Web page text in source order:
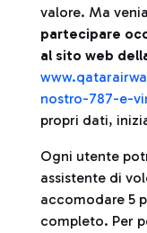
valore. Ma
partecipare
al sito web
nostro-787-e-
propri dati,
Ogni utente
assistente di
accomodare 5
completo. Per